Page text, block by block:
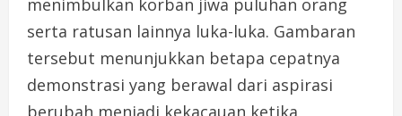
menimbulkan korban jiwa puluhan orang
serta ratusan lainnya luka-luka. Gambaran
tersebut menunjukkan betapa cepatnya
demonstrasi yang berawal dari aspirasi